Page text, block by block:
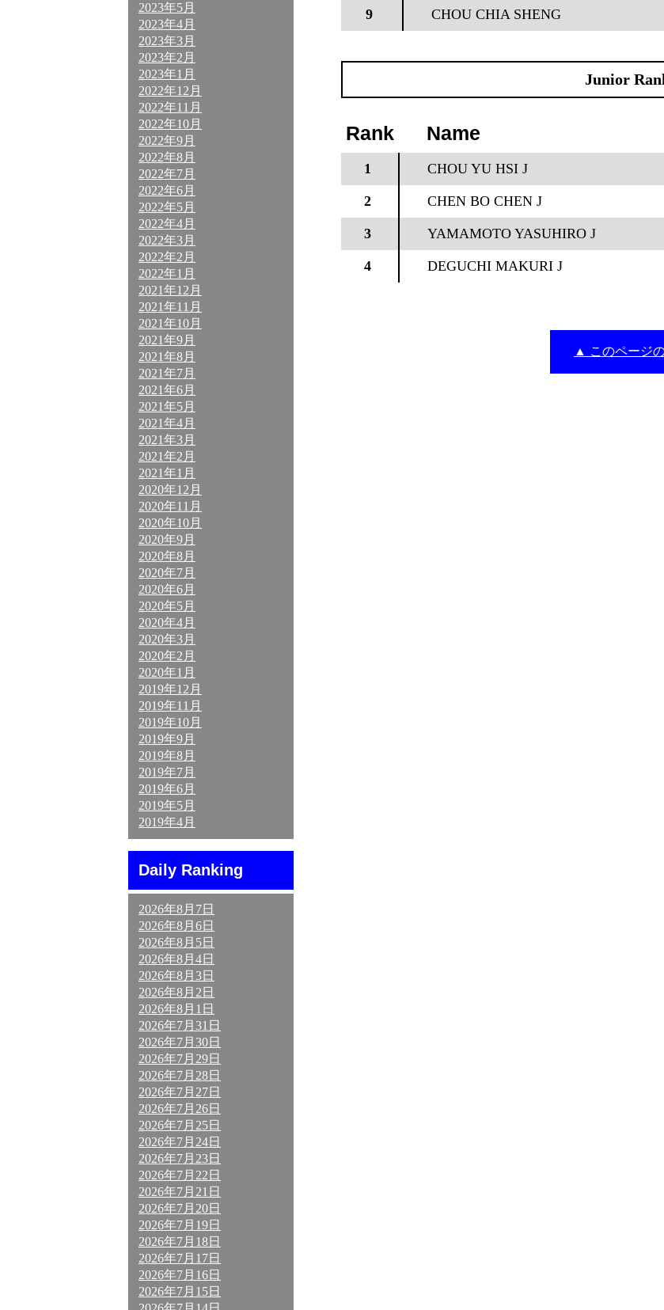
2023年5月
2023年4月
2023年3月
2023年2月
2023年1月
2022年12月
2022年11月
2022年10月
2022年9月
2022年8月
2022年7月
2022年6月
2022年5月
2022年4月
2022年3月
2022年2月
2022年1月
2021年12月
2021年11月
2021年10月
2021年9月
2021年8月
2021年7月
2021年6月
2021年5月
2021年4月
2021年3月
2021年2月
2021年1月
2020年12月
2020年11月
2020年10月
2020年9月
2020年8月
2020年7月
2020年6月
2020年5月
2020年4月
2020年3月
2020年2月
2020年1月
2019年12月
2019年11月
2019年10月
2019年9月
2019年8月
2019年7月
2019年6月
2019年5月
2019年4月
Daily Ranking
2026年8月7日
2026年8月6日
2026年8月5日
2026年8月4日
2026年8月3日
2026年8月2日
2026年8月1日
2026年7月31日
2026年7月30日
2026年7月29日
2026年7月28日
2026年7月27日
2026年7月26日
2026年7月25日
2026年7月24日
2026年7月23日
2026年7月22日
2026年7月21日
2026年7月20日
2026年7月19日
2026年7月18日
2026年7月17日
2026年7月16日
2026年7月15日
9 CHOU CHIA SHENG
Junior
Rank Name
1 CHOU YU HSI J
2 CHEN BO CHEN J
3 YAMAMOTO YASUHIRO J
4 DEGUCHI MAKURI J
▲ このページ